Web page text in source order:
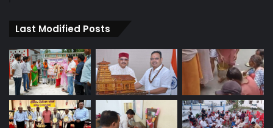
Last Modified Posts